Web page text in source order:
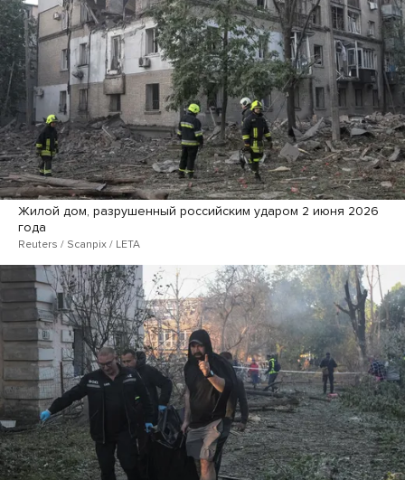
Жилой дом, разрушенный российским ударом 2 июня 2026
года
Reuters / Scanpix / LETA